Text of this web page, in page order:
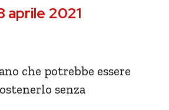
aprile 2021
che potrebbe essere
senza